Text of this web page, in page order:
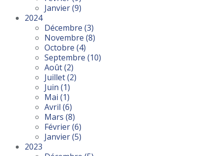
Janvier(9)
2024
Décembre (3)
Novembre (8)
Octobre (4)
Septembre (10)
Août(2)
Juillet(2)
Juin (1)
Mai (1)
Avril (6)
Mars (8)
Février(6)
Janvier(5)
2023